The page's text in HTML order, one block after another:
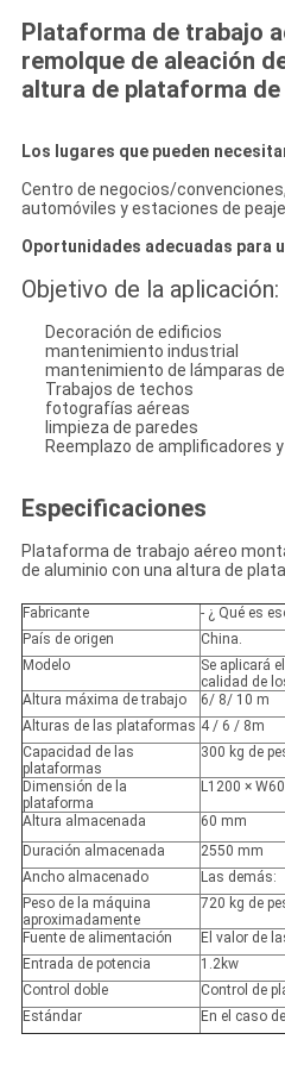
Plataforma de trabajo
remolque de aleación
altura de plataforma de
Los lugares que pueden
Centro de negocios/
automóviles y estaciones de
Oportunidades adecuadas para
Objetivo de la aplicación:
Decoración de edificios
mantenimiento industrial
mantenimiento de lámparas
Trabajos de techos
fotografías aéreas
limpieza de paredes
Reemplazo de amplificadores
Especificaciones
Plataforma de trabajo aéreo
de aluminio con una altura de
Fabricante
- ¿ Qué es
País de origen
China.
Modelo
Se aplicará
calidad de
Altura máxima de trabajo
6/ 8/ 10 m
Alturas de las plataformas 4 / 6 / 8m
Capacidad de las
plataformas
300 kg de
Dimensión de la
plataforma
L1200 ×
Altura almacenada
60 mm
Duración almacenada
2550 mm
Ancho almacenado
Las demás:
Peso de la máquina
aproximadamente
720 kg de
Fuente de alimentación
El valor de
Entrada de potencia
1.2kw
Control doble
Control de
Estándar
En el caso